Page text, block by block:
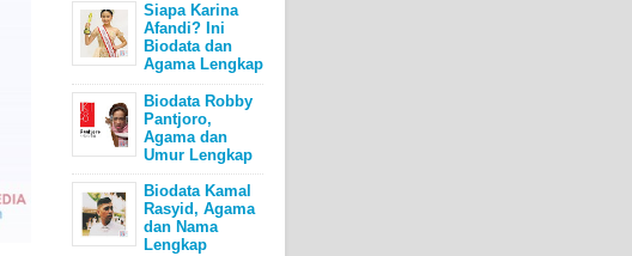
Siapa Karina
Afandi? Ini
Biodata dan
Agama Lengkap
Biodata Robby
Pantjoro,
Agama dan
Umur Lengkap
Biodata Kamal
Rasyid, Agama
dan Nama
Lengkap